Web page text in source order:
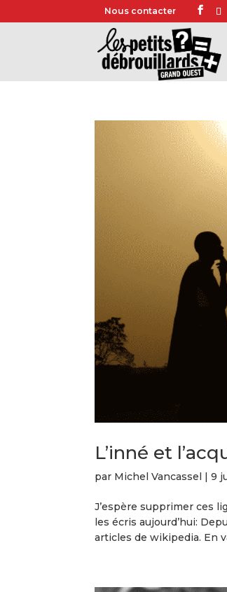
Nous contacter
L’inné et
par Michel Vancassel | 9
J’espère supprimer ces
les écris aujourd’hui:
articles de wikipedia. En